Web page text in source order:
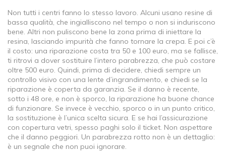
Non tutti i centri fanno lo stesso lavoro. Alcuni usano resine di
bassa qualità, che ingialliscono nel tempo o non si induriscono
bene. Altri non puliscono bene la zona prima di iniettare la
resina, lasciando impurità che fanno tornare la crepa. E poi c’è
il costo: una riparazione costa tra 50 e 100 euro, ma se fallisce,
ti ritrovi a dover sostituire l’intero parabrezza, che può costare
oltre 500 euro. Quindi, prima di decidere, chiedi sempre un
controllo visivo con una lente d’ingrandimento, e chiedi se la
riparazione è coperta da garanzia. Se il danno è recente,
sotto i 48 ore, e non è sporco, la riparazione ha buone chance
di funzionare. Se invece è vecchio, sporco o in un punto critico,
la sostituzione è l’unica scelta sicura. E se hai l’assicurazione
con copertura vetri, spesso paghi solo il ticket. Non aspettare
che il danno peggiori. Un parabrezza rotto non è un dettaglio:
è un segnale che non puoi ignorare.